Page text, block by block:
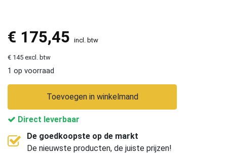
€ 175,45 incl. btw
€ 145 excl. btw
1 op voorraad
Toevoegen in winkelmand
Direct leverbaar
De goedkoopste op de markt
De nieuwste producten, de juiste prijzen!